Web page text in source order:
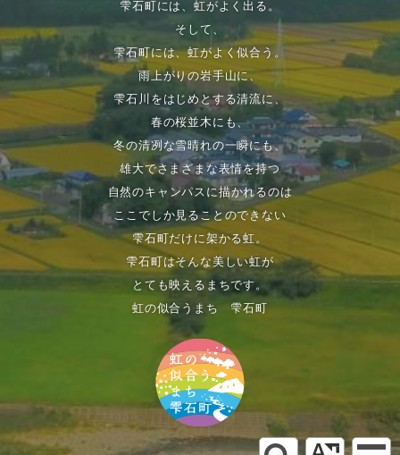
雫石町には、虹がよく出る。
そして、
雫石町には、虹がよく似合う。
雨上がりの岩手山に、
雫石川をはじめとする清流に、
春の桜並木にも、
冬の清冽な雪晴れの一瞬にも、
雄大でさまざまな表情を持つ
自然のキャンパスに描かれるのは
ここでしか見ることのできない
雫石町だけに架かる虹。
雫石町はそんな美しい虹が
とても映えるまちです。
虹の似合うまち 雫石町